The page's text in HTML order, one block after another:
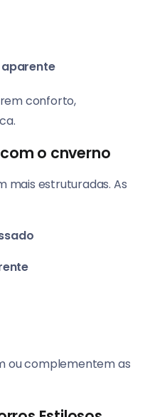
aparente
conforto,
o cnverno
mais estruturadas. As
ou complementem as